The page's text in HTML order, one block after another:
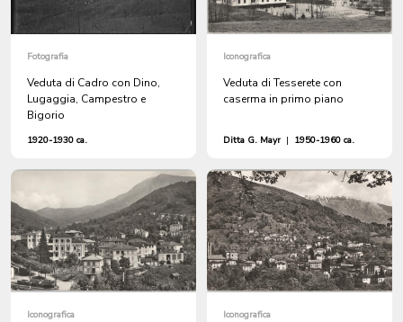
Fotografia
Veduta di Cadro con Dino,
Lugaggia, Campestro e
Bigorio
1920-1930 ca.
Iconografica
Veduta di Tesserete con
caserma in primo piano
Ditta G. Mayr | 1950-1960 ca.
Iconografica Iconografica